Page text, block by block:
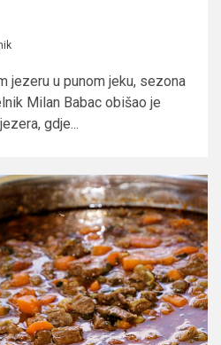
jezeru u punom jeku, sezona
Milan Babac obišao je
gdje...